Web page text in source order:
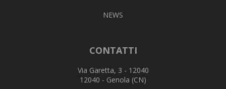
NEWS
CONTATTI
Via Garetta, 3 - 12040
12040 - Genola (CN)